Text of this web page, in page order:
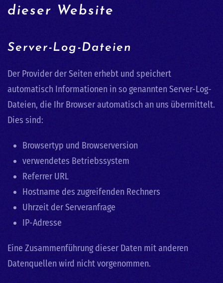
dieser Website
Server-Log-Dateien
Der Provider der Seiten erhebt und speichert
automatisch Informationen in so genannten Server-Log-
Dateien, die Ihr Browser automatisch an uns übermittelt.
Dies sind:
Browsertyp und Browserversion
verwendetes Betriebssystem
Referrer URL
Hostname des zugreifenden Rechners
Uhrzeit der Serveranfrage
IP-Adresse
Eine Zusammenführung dieser Daten mit anderen
Datenquellen wird nicht vorgenommen.